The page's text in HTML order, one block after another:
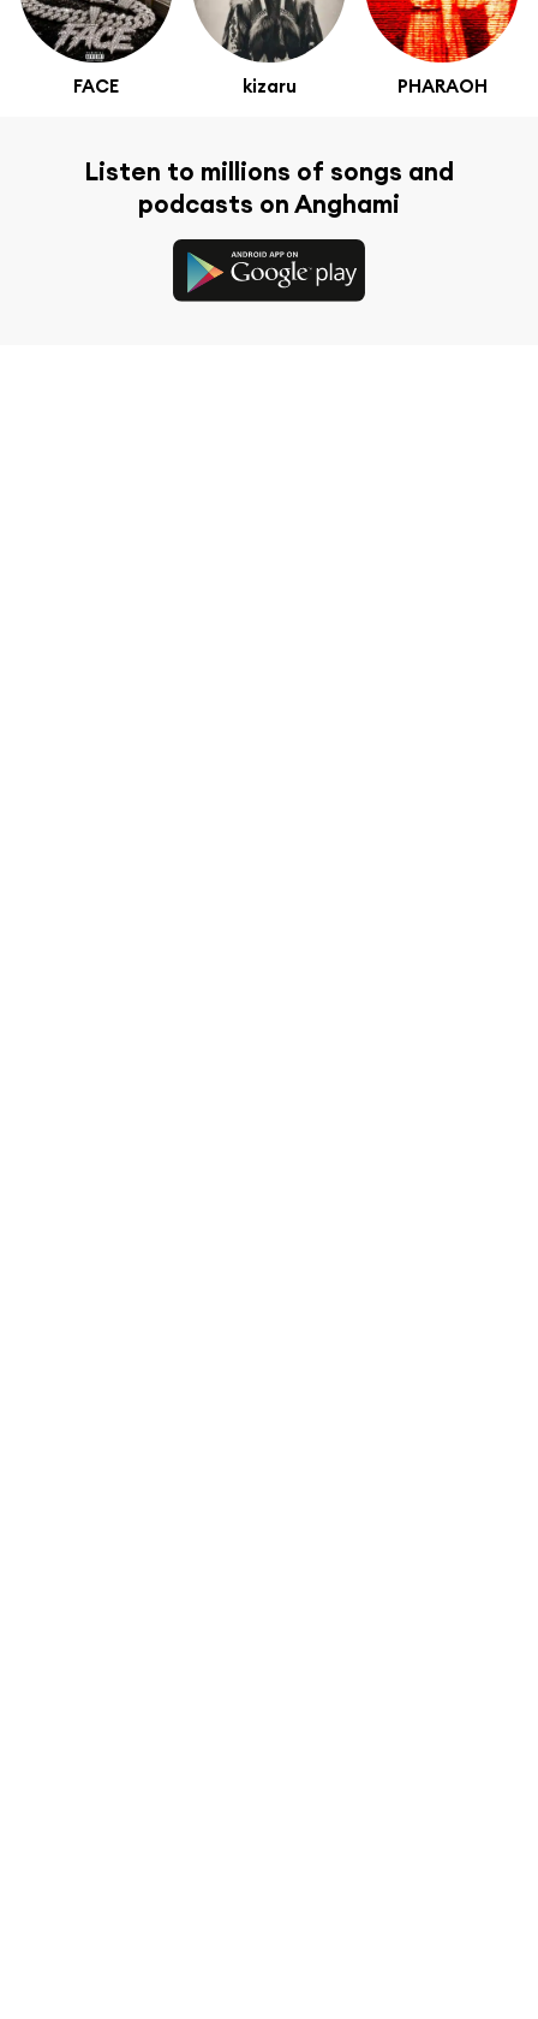
FACE kizaru PHARAOH
Listen to millions of songs and
podcasts on Anghami